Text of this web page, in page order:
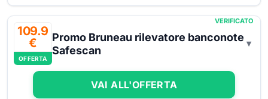
109.9
€
OFFERTA
VERIFICATO
Promo Bruneau rilevatore banconote
Safescan
VAI ALL'OFFERTA